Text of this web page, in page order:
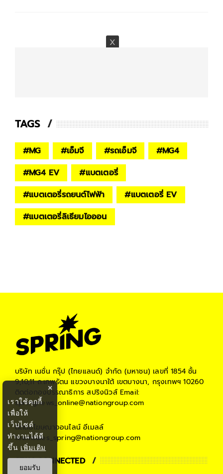
TAGS
#MG #เอ็มจี #รถเอ็มจี #MG4
#MG4 EV #แบตเตอรี่
#แบตเตอรี่รถยนต์ไฟฟ้า #แบตเตอรี่ EV
#แบตเตอรี่ลิเธียมไอออน
บริษัท เนชั่น กรุ๊ป (ไทยแลนด์) จำกัด (มหาชน) เลขที่ 1854 ชั้น
9,10,11 ถ.เทพรัตน แขวงบางนาใต้ เขตบางนา, กรุงเทพฯ 10260
ติดต่อกองบรรณาธิการ สปริงนิวส์Email:
springnews_online@nationgroup.com
ติดต่อโฆษณาออนไลน์ อีเมลล์
teamsales_spring@nationgroup.com
STAY CONNECTED
×
เราใช้คุกกี้
เพื่อให้
เว็บไซต์
ทำงานได้ดี
ขึ้น เพิ่มเติม
ยอมรับ